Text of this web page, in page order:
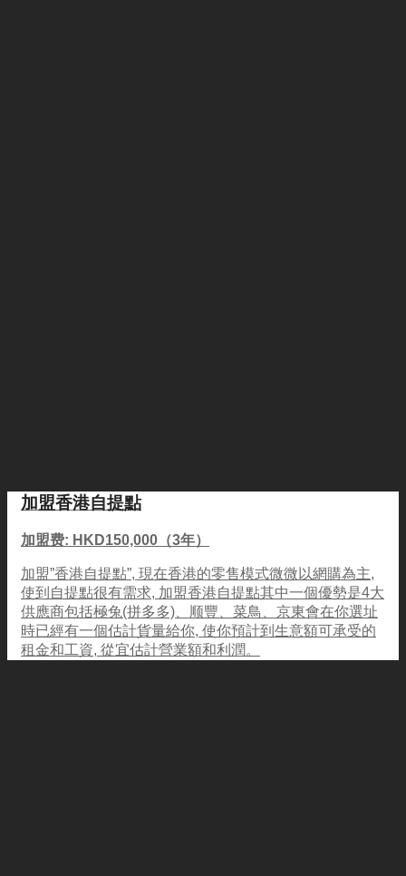
加盟香港自提點
加盟费: HKD150,000（3年）
加盟”香港自提點”, 現在香港的零售模式微微以網購為主,
使到自提點很有需求, 加盟香港自提點其中一個優勢是4大
供應商包括極兔(拼多多)、顺豐、菜鳥、京東會在你選址
時已經有一個估計貨量給你, 使你預計到生意額可承受的
租金和工資, 從宜估計營業額和利潤。